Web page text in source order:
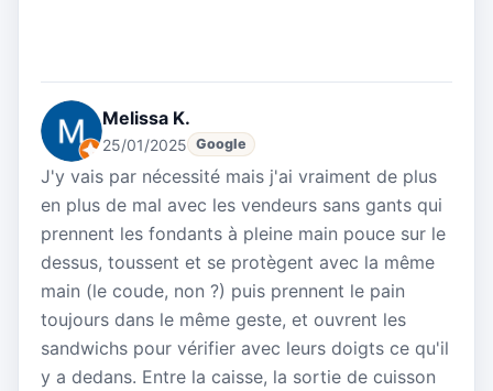
Melissa K.
25/01/2025 Google
J'y vais par nécessité mais j'ai vraiment de plus
en plus de mal avec les vendeurs sans gants qui
prennent les fondants à pleine main pouce sur le
dessus, toussent et se protègent avec la même
main (le coude, non ?) puis prennent le pain
toujours dans le même geste, et ouvrent les
sandwichs pour vérifier avec leurs doigts ce qu'il
y a dedans. Entre la caisse, la sortie de cuisson